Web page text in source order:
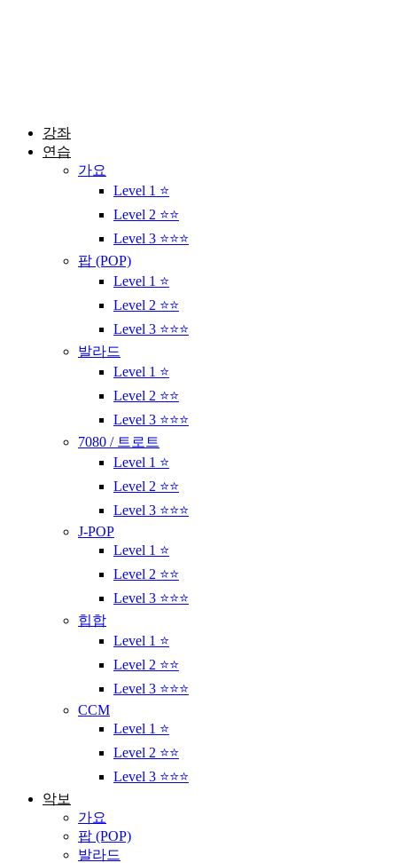
강좌
연습
가요
Level 1 ⭐
Level 2 ⭐⭐
Level 3 ⭐⭐⭐
팝 (POP)
Level 1 ⭐
Level 2 ⭐⭐
Level 3 ⭐⭐⭐
발라드
Level 1 ⭐
Level 2 ⭐⭐
Level 3 ⭐⭐⭐
7080 / 트로트
Level 1 ⭐
Level 2 ⭐⭐
Level 3 ⭐⭐⭐
J-POP
Level 1 ⭐
Level 2 ⭐⭐
Level 3 ⭐⭐⭐
힙합
Level 1 ⭐
Level 2 ⭐⭐
Level 3 ⭐⭐⭐
CCM
Level 1 ⭐
Level 2 ⭐⭐
Level 3 ⭐⭐⭐
악보
가요
팝 (POP)
발라드